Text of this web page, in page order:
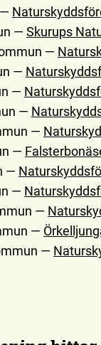
— Skurups
—
—
—
—
—
—
—
—
—
—
—